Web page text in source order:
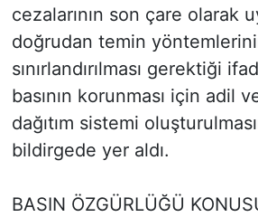
cezalarının son çare olarak
doğrudan temin
sınırlandırılması gerektiği
basının korunması için adil
dağıtım sistemi
bildirgede yer aldı.
BASIN ÖZGÜRLÜĞÜ